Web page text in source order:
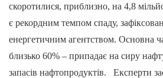
скоротилися, приблизно, на 4,8
є рекордним темпом спаду,
енергетичним агентством. Основна
близько 60% – припадає на сиру
запасів нафтопродуктів. Експерти